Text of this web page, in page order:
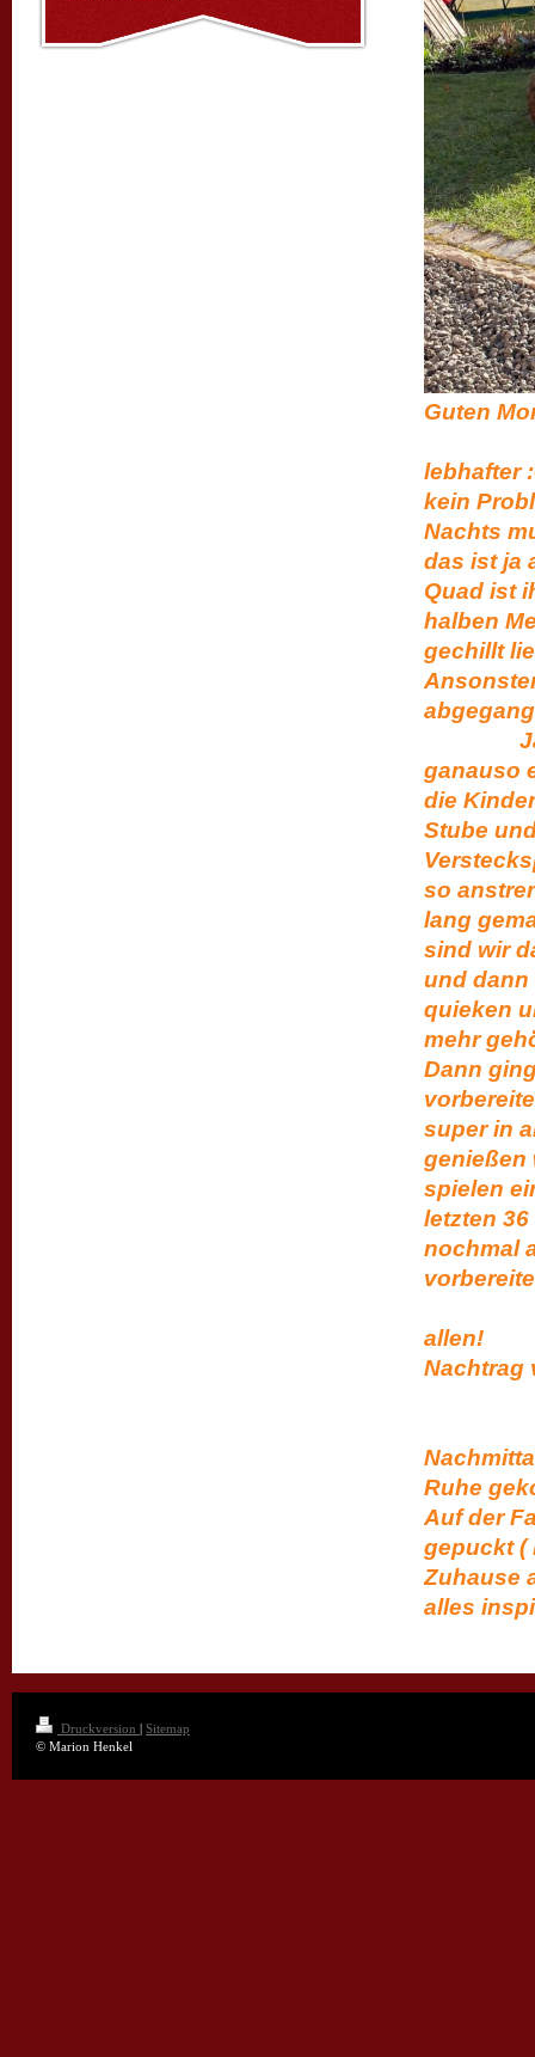
lebhafter
kein
Nachts
das ist ja
Quad ist
halben
gechillt
Ja
ganauso
die
Stube
so
lang
sind wir
und dann
quieken
mehr
Dann
super in
genießen
spielen
letzten
nochmal
Ruhe
Auf der
Zuhause
alles
Druckversion | Sitemap
© Marion Henkel